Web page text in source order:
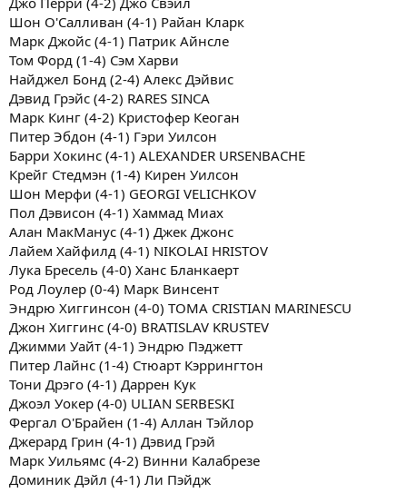
Шон О'Салливан (4-1) Райан Кларк
Марк Джойс (4-1) Патрик Айнсле
Том Форд (1-4) Сэм Харви
Найджел Бонд (2-4) Алекс Дэйвис
Дэвид Грэйс (4-2) RARES SINCA
Марк Кинг (4-2) Кристофер Кеоган
Питер Эбдон (4-1) Гэри Уилсон
Барри Хокинс (4-1) ALEXANDER URSENBACHE
Крейг Стедмэн (1-4) Кирен Уилсон
Шон Мерфи (4-1) GEORGI VELICHKOV
Пол Дэвисон (4-1) Хаммад Миах
Алан МакМанус (4-1) Джек Джонс
Лайем Хайфилд (4-1) NIKOLAI HRISTOV
Лука Бресель (4-0) Ханс Бланкаерт
Род Лоулер (0-4) Марк Винсент
Эндрю Хиггинсон (4-0) TOMA CRISTIAN MARINESCU
Джон Хиггинс (4-0) BRATISLAV KRUSTEV
Джимми Уайт (4-1) Эндрю Пэджетт
Питер Лайнс (1-4) Стюарт Кэррингтон
Тони Дрэго (4-1) Даррен Кук
Джоэл Уокер (4-0) ULIAN SERBESKI
Фергал О'Брайен (1-4) Аллан Тэйлор
Джерард Грин (4-1) Дэвид Грэй
Марк Уильямс (4-2) Винни Калабрезе
Доминик Дэйл (4-1) Ли Пэйдж